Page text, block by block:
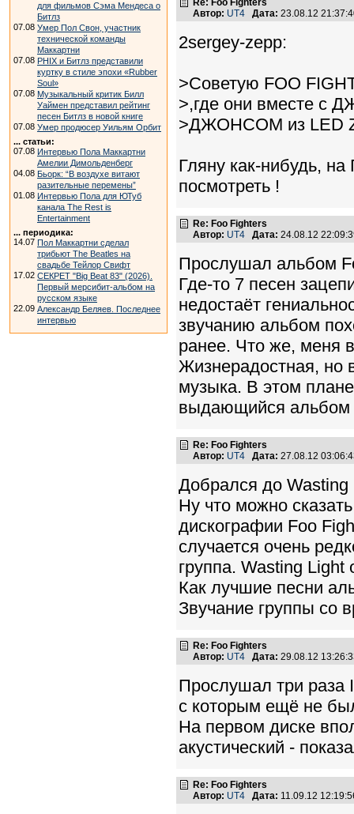
для фильмов Сэма Мендеса о
Битлз
07.08 Умер Пол Свон, участник
технической команды
Маккартни
07.08 PHIX и Битлз представили
куртку в стиле эпохи «Rubber
Soul»
07.08 Музыкальный критик Билл
Уаймен представил рейтинг
песен Битлз в новой книге
07.08 Умер продюсер Уильям Орбит
... статьи:
07.08 Интервью Пола Маккартни
Амелии Димольденберг
04.08 Бьорк: “В воздухе витают
разительные перемены”
01.08 Интервью Пола для ЮТуб
канала The Rest is
Entertainment
... периодика:
14.07 Пол Маккартни сделал
трибьют The Beatles на
свадьбе Тейлор Свифт
17.02 СЕКРЕТ "Big Beat 83" (2026).
Первый мерсибит-альбом на
русском языке
22.09 Александр Беляев. Последнее
интервью
Re: Foo Fighters
Автор: UT4 Дата: 23.08.12
2sergey-zepp:
>Советую FOO
>,где они
>ДЖОНСОМ из LED
Гляну как-нибудь,
посмотреть !
Re: Foo Fighters
Автор: UT4 Дата: 24.08.12
Прослушал альбом
Где-то 7 песен
недостаёт
звучанию альбом
ранее. Что же, меня
Жизнерадостная, но
музыка. В этом
выдающийся альбом
Re: Foo Fighters
Автор: UT4 Дата: 27.08.12
Добрался до Wasting
Ну что можно
дискографии Foo
случается очень
группа. Wasting Light
Как лучшие песни
Звучание группы со
Re: Foo Fighters
Автор: UT4 Дата: 29.08.12
Прослушал три раза
с которым ещё не
На первом диске
акустический -
Re: Foo Fighters
Автор: UT4 Дата: 11.09.12